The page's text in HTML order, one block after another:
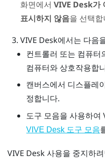
화면에서 VIVE Desk가
표시하지 않음을 선택합
VIVE Desk에서는 다음
컨트롤러 또는 컴퓨터
컴퓨터와 상호작용합
캔버스에서 디스플레
정합니다.
도구 모음을 사용하여
VIVE Desk 도구 모음
VIVE Desk사용을 중지하